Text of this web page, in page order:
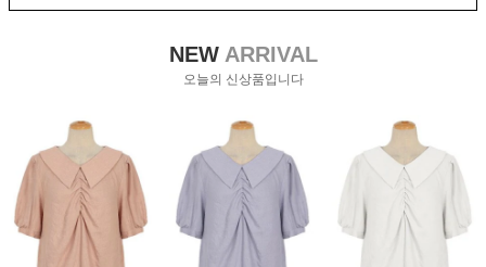
NEWARRIVAL
오늘의 신상품입니다